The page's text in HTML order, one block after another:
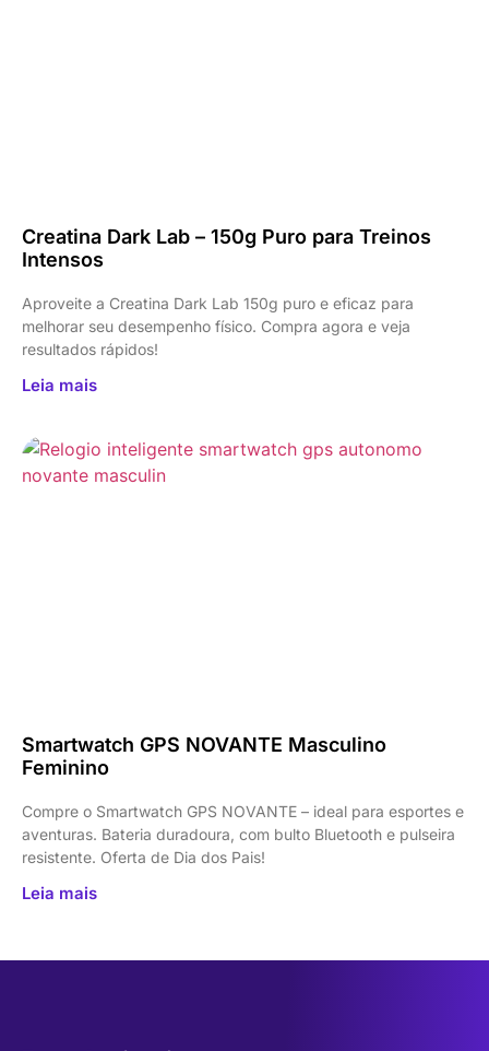
Creatina Dark Lab – 150g Puro para Treinos
Intensos
Aproveite a Creatina Dark Lab 150g puro e eficaz para
melhorar seu desempenho físico. Compra agora e veja
resultados rápidos!
Leia mais
Smartwatch GPS NOVANTE Masculino
Feminino
Compre o Smartwatch GPS NOVANTE – ideal para esportes e
aventuras. Bateria duradoura, com bulto Bluetooth e pulseira
resistente. Oferta de Dia dos Pais!
Leia mais